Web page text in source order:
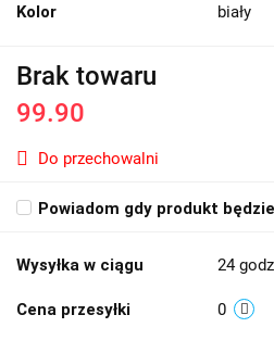
Kolor biały
Brak towaru
99.90
Do przechowalni
Powiadom gdy produkt
Wysyłka w ciągu 24
Cena przesyłki 0